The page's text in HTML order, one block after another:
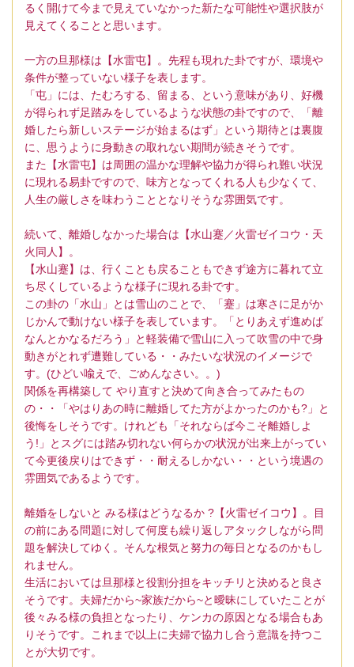
るく開けて今まで見えていなかった新たな可能性や選択肢が
見えてくることと思います。
一方の旦那様は【水雷屯】。先程も現れた卦ですが、環境や
条件が整っていない様子を表します。
「屯」には、たむろする、留まる、という意味があり、好機
が得られず足踏みをしているような状態の卦ですので、「離
婚したら新しいステージが始まるはず」という期待とは裏腹
に、思うように身動きの取れない期間が続きそうです。
また【水雷屯】は周囲の温かな理解や協力が得られ難い状況
に現れる易卦ですので、味方となってくれる人も少なくて、
人生の厳しさを味わうこととなりそうな雰囲気です。
続いて、離婚しなかった場合は【水山蹇／火雷ゼイコウ・天
火同人】。
【水山蹇】は、行くことも戻ることもできず途方に暮れて立
ち尽くしているような様子に現れる卦です。
この卦の「水山」とは雪山のことで、「蹇」は寒さに足がか
じかんで動けない様子を表しています。「とりあえず進めば
なんとかなるだろう」と軽装備で雪山に入って吹雪の中で身
動きがとれず遭難している・・みたいな状況のイメージで
す。(ひどい喩えで、ごめんなさい。。)
関係を再構築して やり直すと決めて向き合ってみたもの
の・・「やはりあの時に離婚してた方がよかったのかも?」と
後悔をしそうです。けれども「それならば今こそ離婚しよ
う!」とスグには踏み切れない何らかの状況が出来上がってい
て今更後戻りはできず・・耐えるしかない・・という境遇の
雰囲気であるようです。
離婚をしないと みる様はどうなるか ?【火雷ゼイコウ】。目
の前にある問題に対して何度も繰り返しアタックしながら問
題を解決してゆく。そんな根気と努力の毎日となるのかもし
れません。
生活においては旦那様と役割分担をキッチリと決めると良さ
そうです。夫婦だから~家族だから~と曖昧にしていたことが
後々みる様の負担となったり、ケンカの原因となる場合もあ
りそうです。これまで以上に夫婦で協力し合う意識を持つこ
とが大切です。